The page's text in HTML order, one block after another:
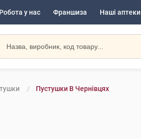
Робота у нас Франшиза Наші аптеки
Пустушки В Чернівцях